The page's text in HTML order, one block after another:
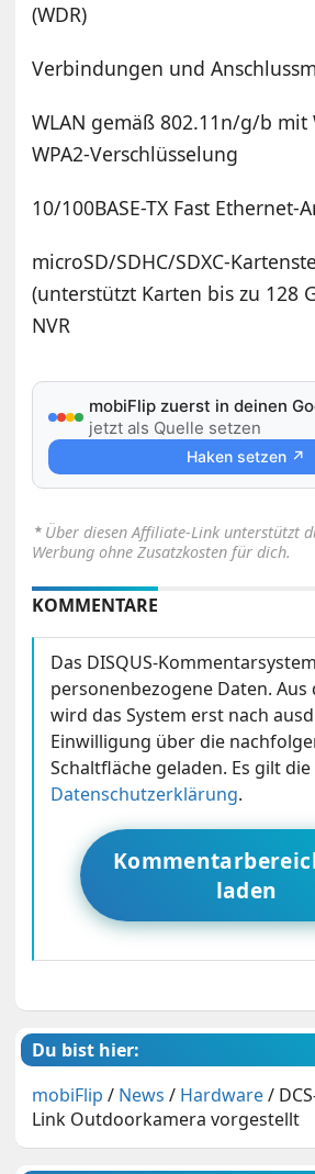
(WDR)
Verbindungen und
WLAN gemäß 802.11n/g/b mit
WPA2-Verschlüsselung
10/100BASE-TX Fast Ethernet-
microSD/SDHC/SDXC-
(unterstützt Karten bis zu 128
NVR
mobiFlip zuerst in deinen
jetzt als Quelle setzen
Haken setzen ↗
⋆ Über diesen Affiliate-Link unterstützt
Werbung ohne Zusatzkosten für dich.
KOMMENTARE
Das DISQUS-
personenbezogene Daten. Aus
wird das System erst nach
Einwilligung über die
Schaltfläche geladen. Es gilt die
Datenschutzerklärung.
laden
Du bist hier:
mobiFlip / News / Hardware/
Link Outdoorkamera vorgestellt